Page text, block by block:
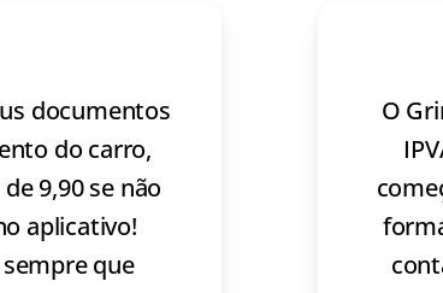
documentos
do carro,
9,90 se não
aplicativo!
que
O